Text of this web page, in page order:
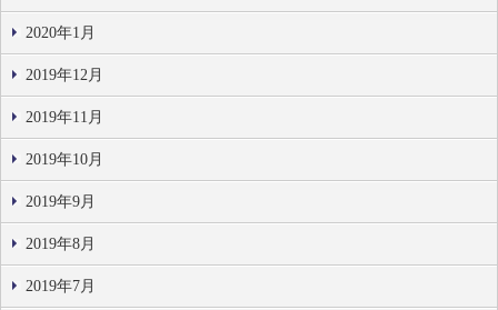
2020年1月
2019年12月
2019年11月
2019年10月
2019年9月
2019年8月
2019年7月